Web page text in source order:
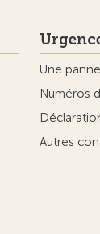
Une
Numéros
Autres